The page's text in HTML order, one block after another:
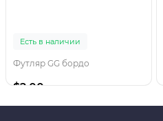
Есть в наличии
Футляр GG бордо
$2.00